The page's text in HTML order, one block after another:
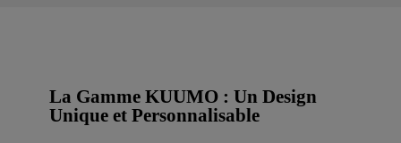
La Gamme KUUMO : Un Design
Unique et Personnalisable